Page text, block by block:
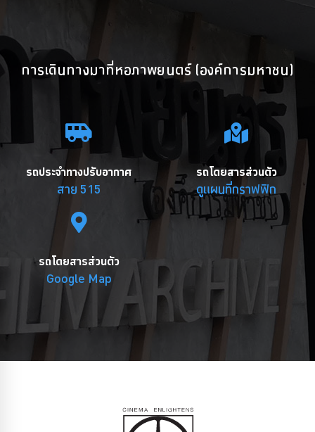
การเดินทางมาที่หอภาพยนตร์ (องค์การมหาชน)
รถประจำทางปรับอากาศ
สาย 515
รถโดยสารส่วนตัว
ดูแผนที่กราฟฟิก
รถโดยสารส่วนตัว
Google Map